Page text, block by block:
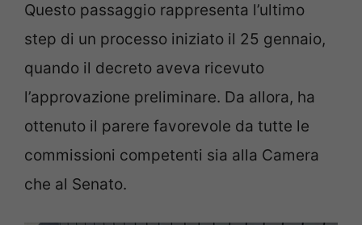
Questo passaggio rappresenta l’ultimo
step di un processo iniziato il 25 gennaio,
quando il decreto aveva ricevuto
l’approvazione preliminare. Da allora, ha
ottenuto il parere favorevole da tutte le
commissioni competenti sia alla Camera
che al Senato.